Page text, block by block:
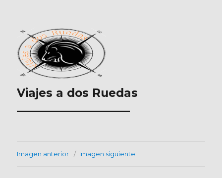
Viajes a dos Ruedas
___________________
Imagen anterior Imagen siguiente